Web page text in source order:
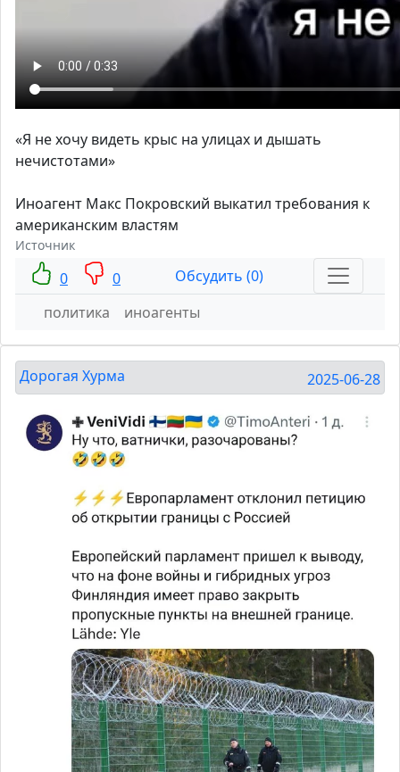
«Я не хочу видеть крыс на улицах и дышать
нечистотами»
Иноагент Макс Покровский выкатил требования к
американским властям
Источник
0 0
Обсудить (0)
политика
иноагенты
Дорогая Хурма 2025-06-28